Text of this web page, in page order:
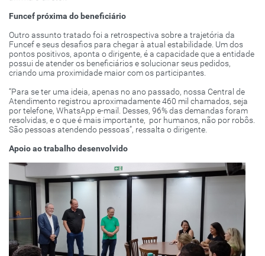
Funcef próxima do beneficiário
Outro assunto tratado foi a retrospectiva sobre a trajetória da
Funcef e seus desafios para chegar à atual estabilidade. Um dos
pontos positivos, aponta o dirigente, é a capacidade que a entidade
possui de atender os beneficiários e solucionar seus pedidos,
criando uma proximidade maior com os participantes.
“Para se ter uma ideia, apenas no ano passado, nossa Central de
Atendimento registrou aproximadamente 460 mil chamados, seja
por telefone, WhatsApp e-mail. Desses, 96% das demandas foram
resolvidas, e o que é mais importante, por humanos, não por robôs.
São pessoas atendendo pessoas”, ressalta o dirigente.
Apoio ao trabalho desenvolvido